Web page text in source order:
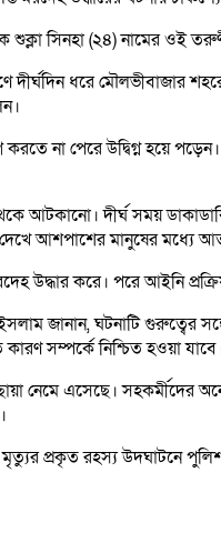
সিনহা (২৪) নামের ওই
দীর্ঘদিন ধরে
না পেরে উদ্বিগ্ন হয়ে
আটকানো। দীর্ঘ সময়
দেখে আশপাশের মানুষের মধ্যে
উদ্ধার করে। পরে আইনি
জানান, ঘটনাটি
সম্পর্কে নিশ্চিত হওয়া
নেমে এসেছে। সহকর্মীদের
মৃত্যুর প্রকৃত রহস্য উদঘাটনে